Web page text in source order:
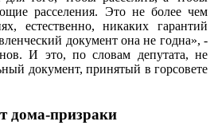
расселения. Это не более чем
естественно, никаких гарантий
документ она не годна», -
И это, по словам депутата, не
документ, принятый в горсовете
дома-призраки